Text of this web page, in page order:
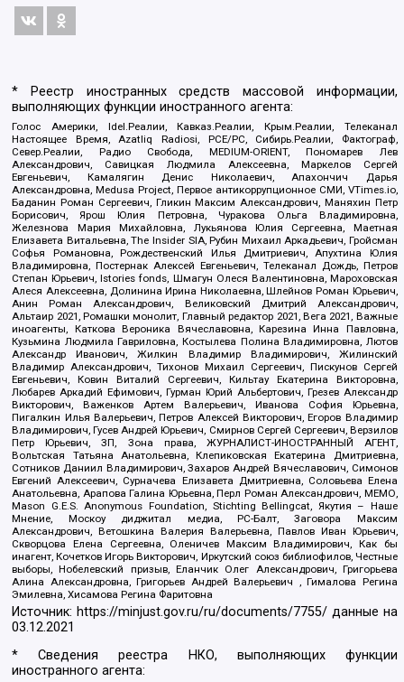
* Реестр иностранных средств массовой информации,
выполняющих функции иностранного агента:
Голос Америки, Idel.Реалии, Кавказ.Реалии, Крым.Реалии, Телеканал
Настоящее Время, Azatliq Radiosi, PCE/PC, Сибирь.Реалии, Фактограф,
Север.Реалии, Радио Свобода, MEDIUM-ORIENT, Пономарев Лев
Александрович, Савицкая Людмила Алексеевна, Маркелов Сергей
Евгеньевич, Камалягин Денис Николаевич, Апахончич Дарья
Александровна, Medusa Project, Первое антикоррупционное СМИ, VTimes.io,
Баданин Роман Сергеевич, Гликин Максим Александрович, Маняхин Петр
Борисович, Ярош Юлия Петровна, Чуракова Ольга Владимировна,
Железнова Мария Михайловна, Лукьянова Юлия Сергеевна, Маетная
Елизавета Витальевна, The Insider SIA, Рубин Михаил Аркадьевич, Гройсман
Софья Романовна, Рождественский Илья Дмитриевич, Апухтина Юлия
Владимировна, Постернак Алексей Евгеньевич, Телеканал Дождь, Петров
Степан Юрьевич, Istories fonds, Шмагун Олеся Валентиновна, Мароховская
Алеся Алексеевна, Долинина Ирина Николаевна, Шлейнов Роман Юрьевич,
Анин Роман Александрович, Великовский Дмитрий Александрович,
Альтаир 2021, Ромашки монолит, Главный редактор 2021, Вега 2021, Важные
иноагенты, Каткова Вероника Вячеславовна, Карезина Инна Павловна,
Кузьмина Людмила Гавриловна, Костылева Полина Владимировна, Лютов
Александр Иванович, Жилкин Владимир Владимирович, Жилинский
Владимир Александрович, Тихонов Михаил Сергеевич, Пискунов Сергей
Евгеньевич, Ковин Виталий Сергеевич, Кильтау Екатерина Викторовна,
Любарев Аркадий Ефимович, Гурман Юрий Альбертович, Грезев Александр
Викторович, Важенков Артем Валерьевич, Иванова София Юрьевна,
Пигалкин Илья Валерьевич, Петров Алексей Викторович, Егоров Владимир
Владимирович, Гусев Андрей Юрьевич, Смирнов Сергей Сергеевич, Верзилов
Петр Юрьевич, ЗП, Зона права, ЖУРНАЛИСТ-ИНОСТРАННЫЙ АГЕНТ,
Вольтская Татьяна Анатольевна, Клепиковская Екатерина Дмитриевна,
Сотников Даниил Владимирович, Захаров Андрей Вячеславович, Симонов
Евгений Алексеевич, Сурначева Елизавета Дмитриевна, Соловьева Елена
Анатольевна, Арапова Галина Юрьевна, Перл Роман Александрович, МЕМО,
Mason G.E.S. Anonymous Foundation, Stichting Bellingcat, Якутия – Наше
Мнение, Москоу диджитал медиа, РС-Балт, Заговора Максим
Александрович, Ветошкина Валерия Валерьевна, Павлов Иван Юрьевич,
Скворцова Елена Сергеевна, Оленичев Максим Владимирович, Как бы
инагент, Кочетков Игорь Викторович, Иркутский союз библиофилов, Честные
выборы, Нобелевский призыв, Еланчик Олег Александрович, Григорьева
Алина Александровна, Григорьев Андрей Валерьевич , Гималова Регина
Эмилевна, Хисамова Регина Фаритовна
Источник: https://minjust.gov.ru/ru/documents/7755/ данные на
03.12.2021
* Сведения реестра НКО, выполняющих функции
иностранного агента: